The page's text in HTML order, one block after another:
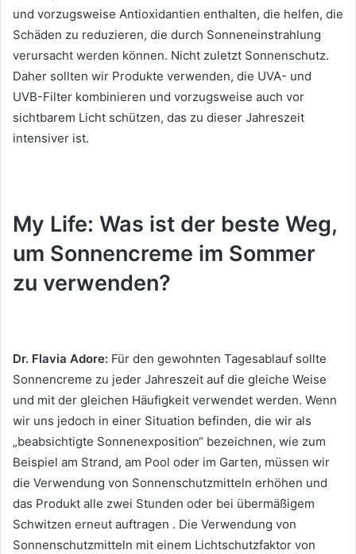
und vorzugsweise Antioxidantien enthalten, die helfen, die
Schäden zu reduzieren, die durch Sonneneinstrahlung
verursacht werden können. Nicht zuletzt Sonnenschutz.
Daher sollten wir Produkte verwenden, die UVA- und
UVB-Filter kombinieren und vorzugsweise auch vor
sichtbarem Licht schützen, das zu dieser Jahreszeit
intensiver ist.
My Life: Was ist der beste Weg,
um Sonnencreme im Sommer
zu verwenden?
Dr. Flavia Adore: Für den gewohnten Tagesablauf sollte
Sonnencreme zu jeder Jahreszeit auf die gleiche Weise
und mit der gleichen Häufigkeit verwendet werden. Wenn
wir uns jedoch in einer Situation befinden, die wir als
„beabsichtigte Sonnenexposition“ bezeichnen, wie zum
Beispiel am Strand, am Pool oder im Garten, müssen wir
die Verwendung von Sonnenschutzmitteln erhöhen und
das Produkt alle zwei Stunden oder bei übermäßigem
Schwitzen erneut auftragen . Die Verwendung von
Sonnenschutzmitteln mit einem Lichtschutzfaktor von